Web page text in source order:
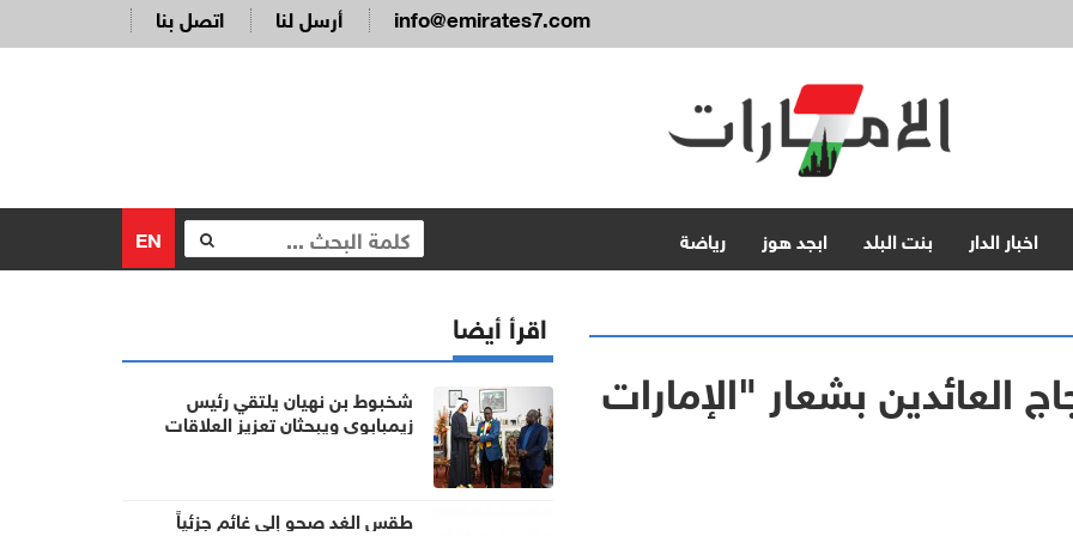
اتصل بنا أرسل لنا info@emirates7.com
اخبار الدار بنت البلد ابجد هوز رياضة EN
العائدين بشعار "الإمارات
اقرأ أيضا
شخبوط بن نهيان يلتقي رئيس
زيمبابوي ويبحثان تعزيز العلاقات
طقس الغد صحو إلى غائم جزئياً